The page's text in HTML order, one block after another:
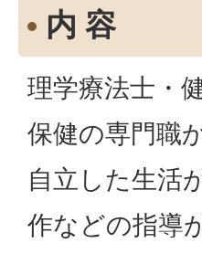
内 容
理学療法士・
保健の専門職
自立した生活
作などの指導